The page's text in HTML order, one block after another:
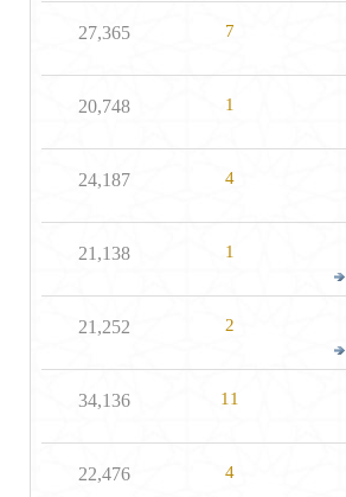
7
27,365
1
20,748
4
24,187
1
21,138
2
21,252
11
34,136
4
22,476